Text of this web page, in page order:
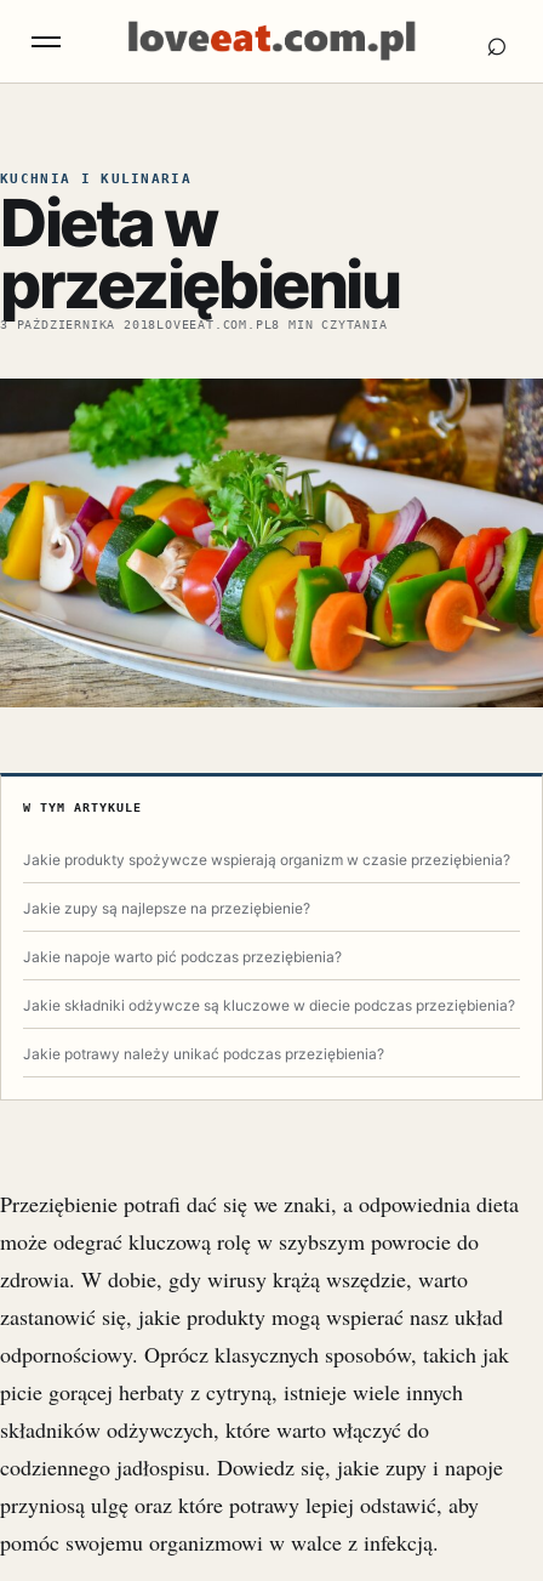
Otwórz menu ⌕
KUCHNIA I KULINARIA
Dieta w
przeziębieniu
3 PAŹDZIERNIKA 2018LOVEEAT.COM.PL8 MIN CZYTANIA
W TYM ARTYKULE
Jakie produkty spożywcze wspierają organizm w czasie przeziębienia?
Jakie zupy są najlepsze na przeziębienie?
Jakie napoje warto pić podczas przeziębienia?
Jakie składniki odżywcze są kluczowe w diecie podczas przeziębienia?
Jakie potrawy należy unikać podczas przeziębienia?
Przeziębienie potrafi dać się we znaki, a odpowiednia dieta
może odegrać kluczową rolę w szybszym powrocie do
zdrowia. W dobie, gdy wirusy krążą wszędzie, warto
zastanowić się, jakie produkty mogą wspierać nasz układ
odpornościowy. Oprócz klasycznych sposobów, takich jak
picie gorącej herbaty z cytryną, istnieje wiele innych
składników odżywczych, które warto włączyć do
codziennego jadłospisu. Dowiedz się, jakie zupy i napoje
przyniosą ulgę oraz które potrawy lepiej odstawić, aby
pomóc swojemu organizmowi w walce z infekcją.